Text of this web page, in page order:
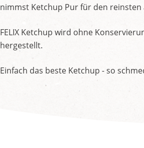
nimmst Ketchup Pur für den reinsten
FELIX Ketchup wird ohne
hergestellt.
Einfach das beste Ketchup - so